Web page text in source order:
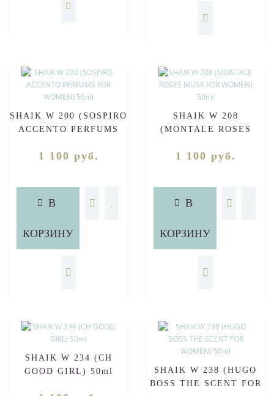
SHAIK W 200 (SOSPIRO
ACCENTO PERFUMS
1 100 руб.
В
КОРЗИНУ
SHAIK W 208
(MONTALE ROSES
50ml
1 100 руб.
В
КОРЗИНУ
SHAIK W 234 (CH
GOOD GIRL) 50ml
SHAIK W 238 (HUGO
BOSS THE SCENT FOR